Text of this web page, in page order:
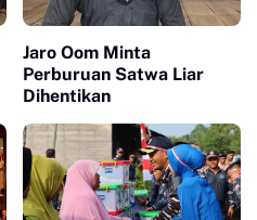
Jaro Oom Minta
Perburuan Satwa Liar
Dihentikan